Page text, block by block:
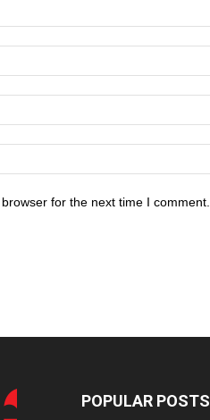
for the next time I comment.
POPULAR POSTS